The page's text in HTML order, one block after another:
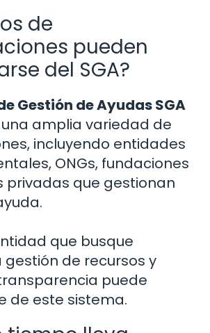
de
pueden
del SGA?
Gestión de Ayudas SGA
amplia variedad de
incluyendo entidades
ONGs, fundaciones
privadas que gestionan
que busque
gestión de recursos y
puede
de este sistema.